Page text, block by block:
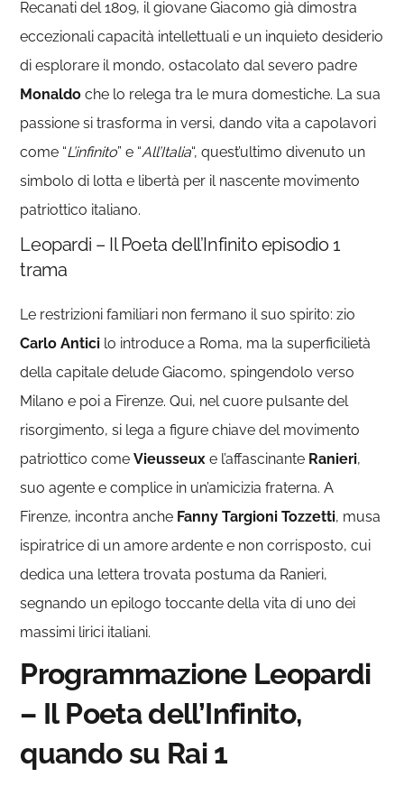
Recanati del 1809, il giovane Giacomo già dimostra
eccezionali capacità intellettuali e un inquieto desiderio
di esplorare il mondo, ostacolato dal severo padre
Monaldo che lo relega tra le mura domestiche. La sua
passione si trasforma in versi, dando vita a capolavori
come “L’infinito” e “All’Italia“, quest’ultimo divenuto un
simbolo di lotta e libertà per il nascente movimento
patriottico italiano.
Leopardi – Il Poeta dell’Infinito episodio 1
trama
Le restrizioni familiari non fermano il suo spirito: zio
Carlo Antici lo introduce a Roma, ma la superficilietà
della capitale delude Giacomo, spingendolo verso
Milano e poi a Firenze. Qui, nel cuore pulsante del
risorgimento, si lega a figure chiave del movimento
patriottico comeVieusseux e l’affascinante Ranieri,
suo agente e complice in un’amicizia fraterna. A
Firenze, incontra anche Fanny Targioni Tozzetti, musa
ispiratrice di un amore ardente e non corrisposto, cui
dedica una lettera trovata postuma da Ranieri,
segnando un epilogo toccante della vita di uno dei
massimi lirici italiani.
Programmazione Leopardi
– Il Poeta dell’Infinito,
quando su Rai 1